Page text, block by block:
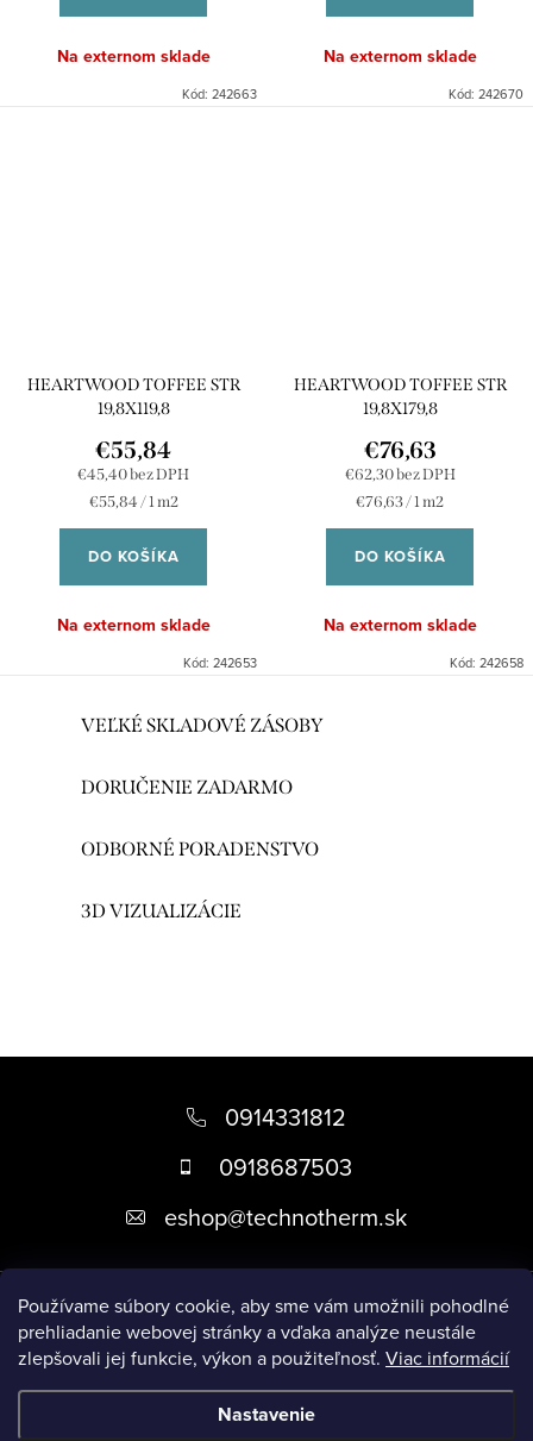
Používame súbory cookie, aby sme vám umožnili pohodlné
prehliadanie webovej stránky a vďaka analýze neustále
zlepšovali jej funkcie, výkon a použiteľnosť. Viac informácií
Nastavenie
Na externom sklade
Kód: 242663
Na externom sklade
Kód: 242670
HEARTWOOD TOFFEE STR
19,8X119,8
€45,40 bez DPH
€55,84
Jednotková
€55,84 / 1 m2
DO KOŠÍKA
Na externom sklade
Kód: 242653
HEARTWOOD TOFFEE STR
19,8X179,8
€62,30 bez DPH
€76,63
Jednotková
€76,63 / 1 m2
DO KOŠÍKA
Na externom sklade
Kód: 242658
v
u
VEĽKÉ SKLADOVÉ ZÁSOBY
DORUČENIE ZADARMO
ODBORNÉ PORADENSTVO
3D VIZUALIZÁCIE
i
0914331812
0918687503
eshop@technotherm.sk
Informácie
Prijímame online platby